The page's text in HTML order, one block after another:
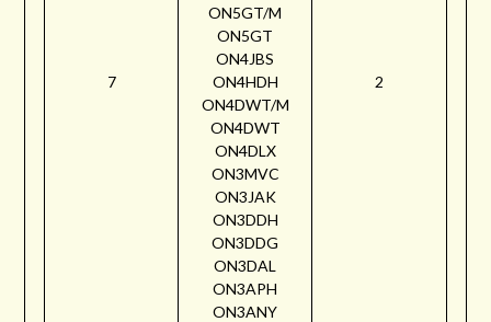
7
ON5GT/M
ON5GT
ON4JBS
ON4HDH
ON4DWT/M
ON4DWT
ON4DLX
ON3MVC
ON3JAK
ON3DDH
ON3DDG
ON3DAL
ON3APH
ON3ANY
2